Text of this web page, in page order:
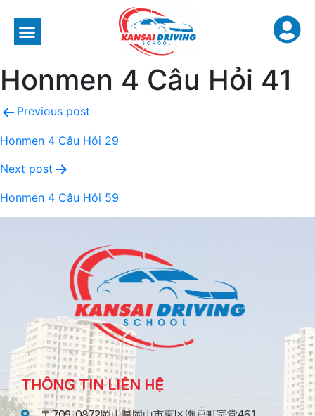
Honmen 4 Câu Hỏi 41
Previous post
Honmen 4 Câu Hỏi 29
Next post
Honmen 4 Câu Hỏi 59
THÔNG TIN LIÊN HỆ